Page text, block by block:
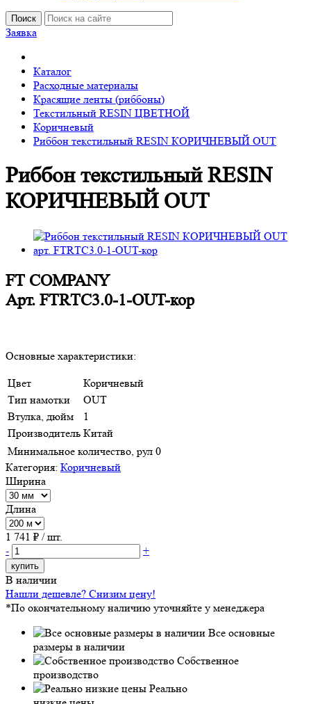
Поиск
Заявка
Каталог
Расходные материалы
Красящие ленты (риббоны)
Текстильный RESIN ЦВЕТНОЙ
Коричневый
Риббон текстильный RESIN КОРИЧНЕВЫЙ OUT
Риббон текстильный RESIN
КОРИЧНЕВЫЙ OUT
FT COMPANY
Арт. FTRТС3.0-1-OUT-кор
Основные характеристики:
Цвет
Коричневый
Тип намотки
OUT
Втулка, дюйм
1
Производитель Китай
Минимальное количество, рул 0
Категория: Коричневый
Ширина
Длина
1 741 ₽ / шт.
-
+
купить
В наличии
Нашли дешевле? Снизим цену!
*По окончательному наличию уточняйте у менеджера
Все основные
размеры в наличии
Собственное
производство
Реально